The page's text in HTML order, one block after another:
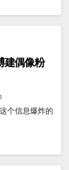
建偶像粉
个信息爆炸的